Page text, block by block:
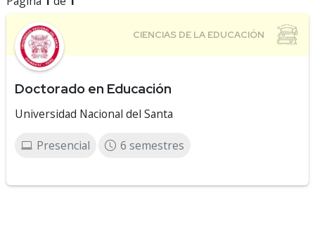
Doctorado en Educación
Universidad Nacional del Santa
Presencial 6 semestres